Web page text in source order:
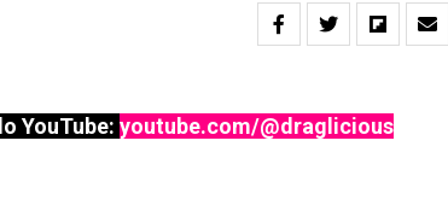
YouTube: youtube.com/@draglicious